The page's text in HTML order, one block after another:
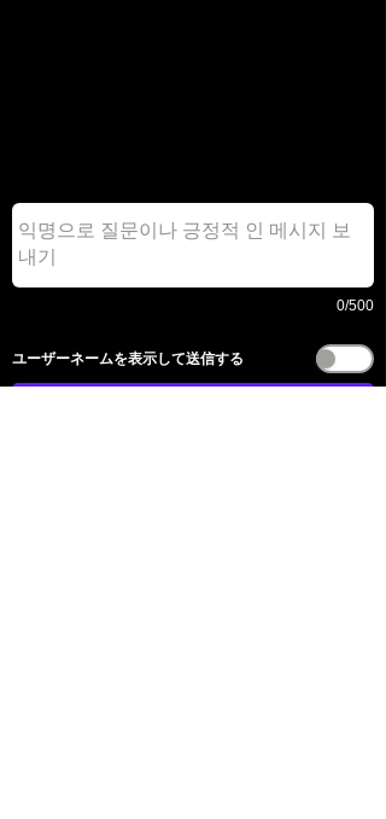
0/500
​ユーザーネームを表示して送信する